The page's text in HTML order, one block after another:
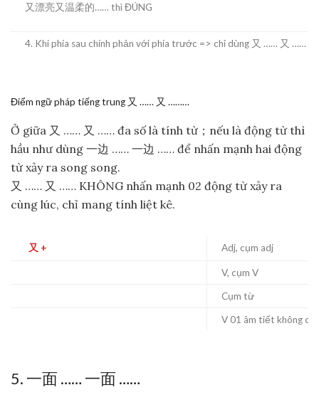
又漂亮又温柔的…… thì ĐÚNG
4. Khi phía sau chính phản với phía trước => chỉ dùng 又 …… 又 ……
Điểm ngữ pháp tiếng trung 又 …… 又 ………
Ở giữa 又 …… 又 …… đa số là tính từ；nếu là động từ thì
hầu như dùng 一边 …… 一边 …… để nhấn mạnh hai động
từ xảy ra song song.
又 …… 又 …… KHÔNG nhấn mạnh 02 động từ xảy ra
cùng lúc, chỉ mang tính liệt kê.
又 + Adj, cụm adj
V, cụm V
Cụm từ
V 01 âm tiết không có
5. 一面 …… 一面 ……